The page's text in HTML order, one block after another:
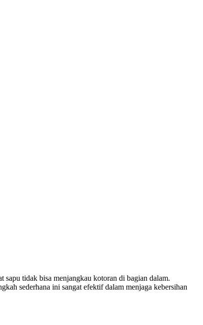
sapu tidak bisa menjangkau kotoran di bagian dalam.
sederhana ini sangat efektif dalam menjaga kebersihan